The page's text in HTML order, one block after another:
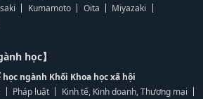
Kumamoto Oita
Miyazaki
học】
ngành Khối Khoa học xã hội
Pháp luật
Kinh tế, Kinh doanh, Thương mại